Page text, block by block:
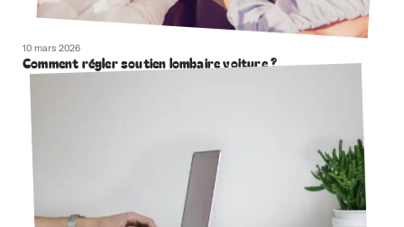
10 mars 2026
Comment régler soutien lombaire voiture ?